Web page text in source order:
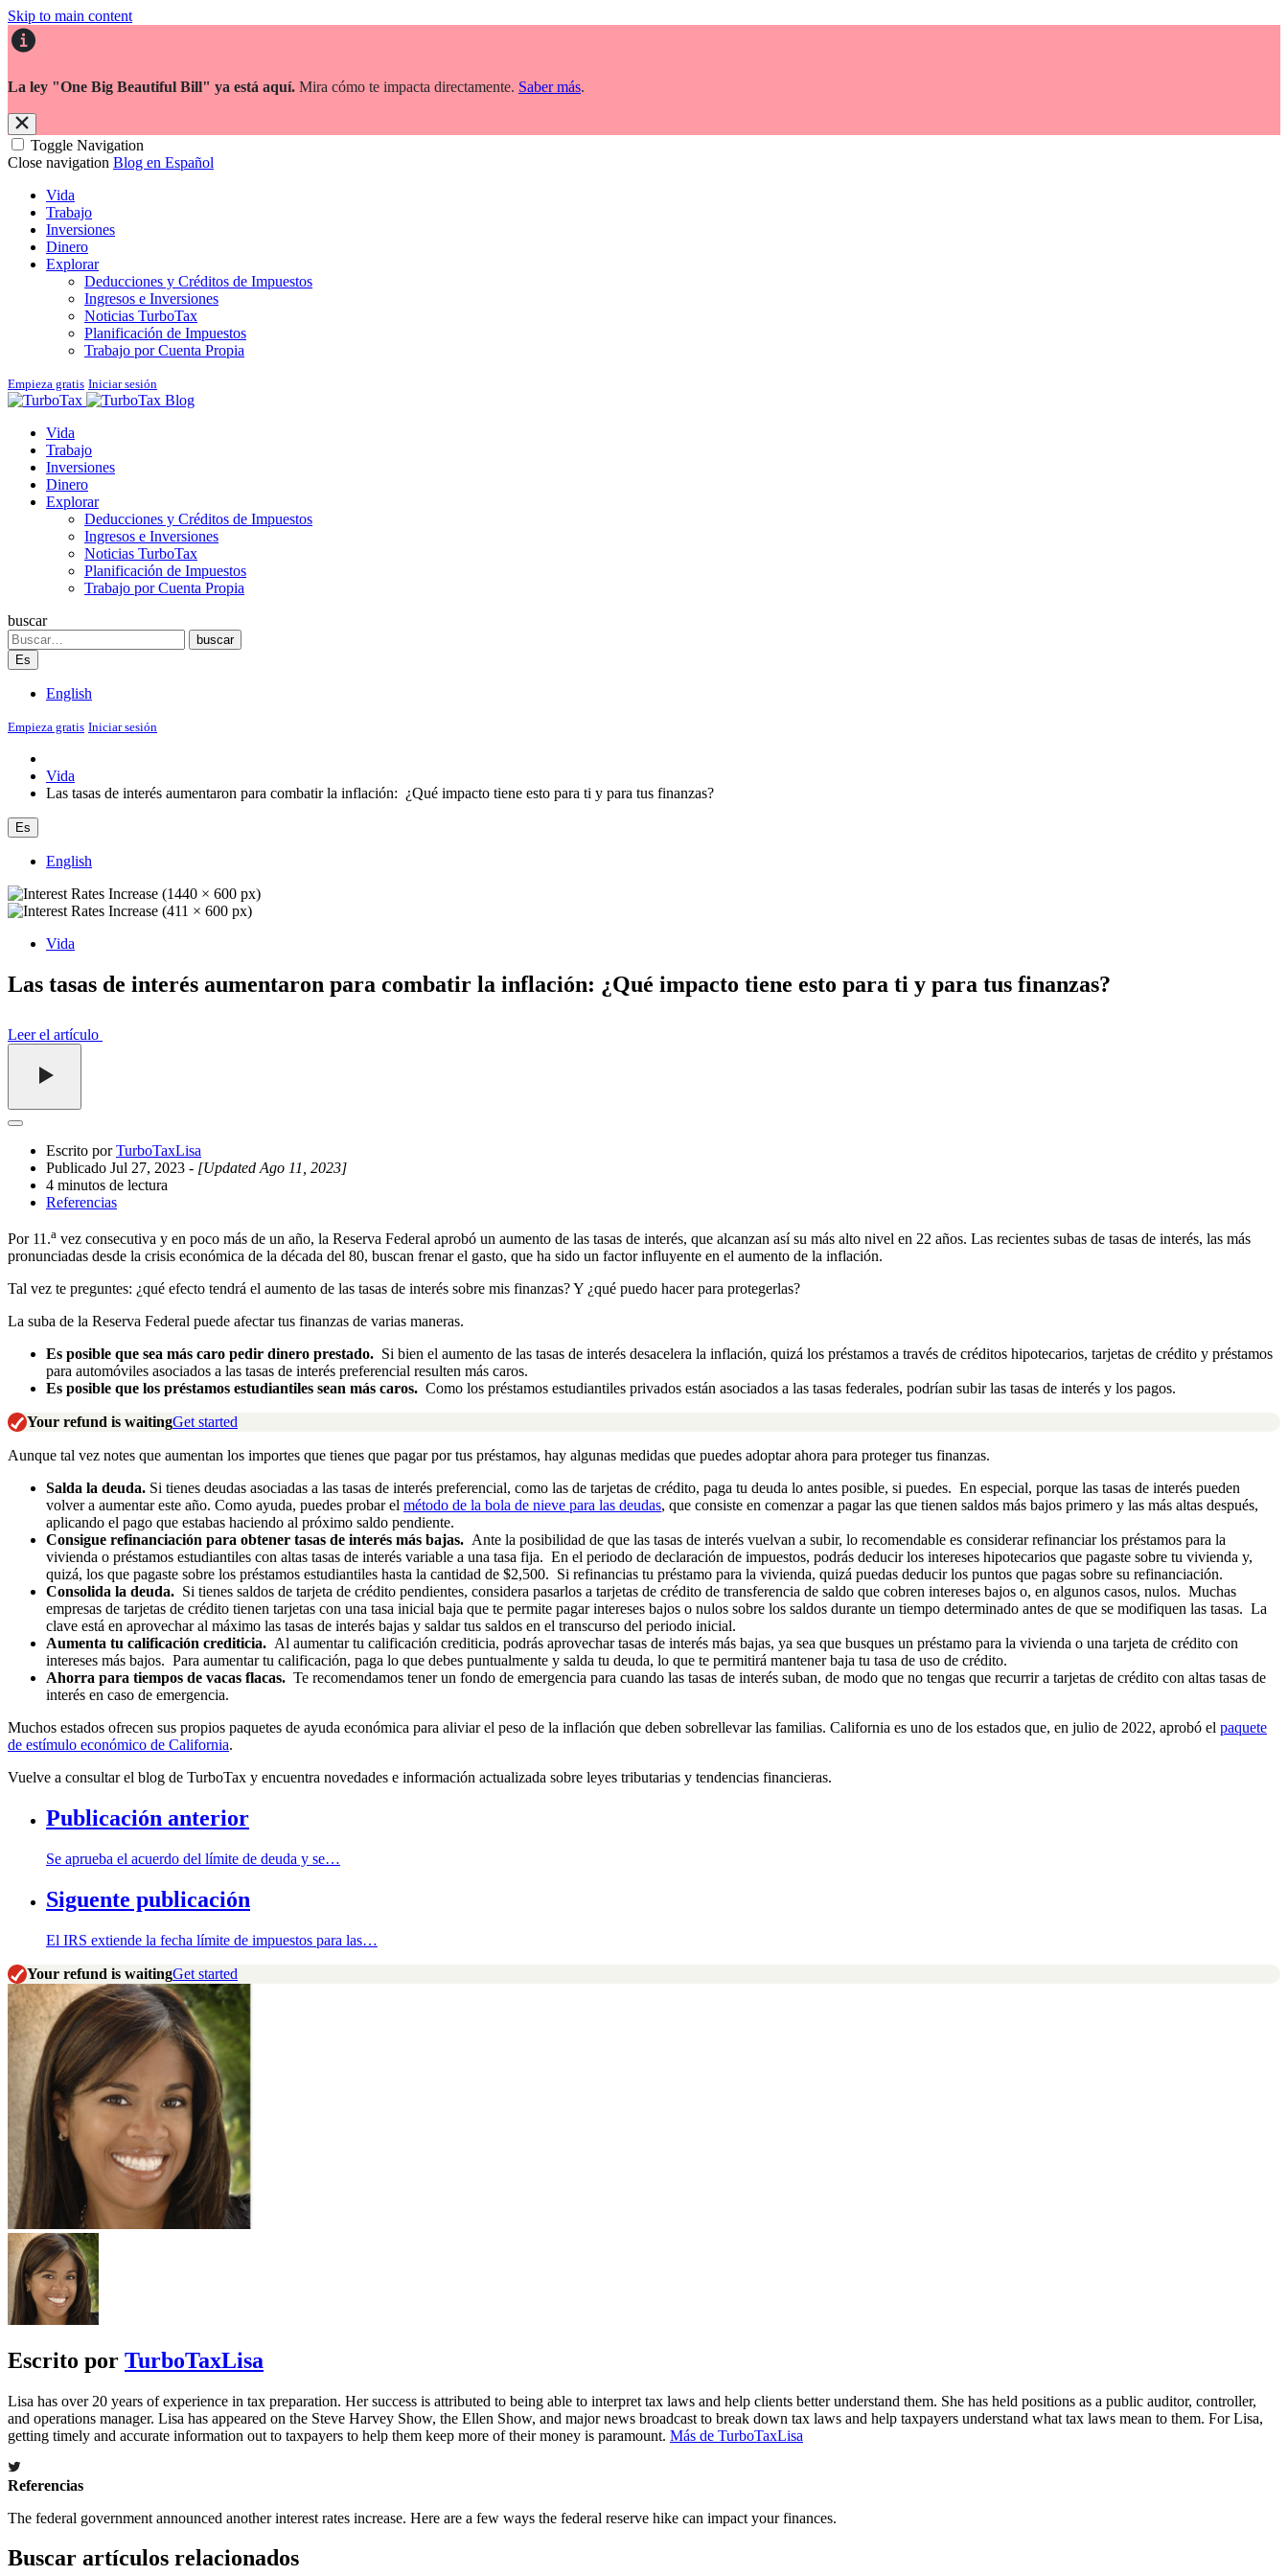
Skip to main content
La ley "One Big Beautiful Bill" ya está aquí. Mira cómo te impacta directamente. Saber más.
Toggle Navigation
Close navigation Blog en Español
Vida
Trabajo
Inversiones
Dinero
Explorar
Deducciones y Créditos de Impuestos
Ingresos e Inversiones
Noticias TurboTax
Planificación de Impuestos
Trabajo por Cuenta Propia
Empieza gratis Iniciar sesión
Blog
Vida
Trabajo
Inversiones
Dinero
Explorar
Deducciones y Créditos de Impuestos
Ingresos e Inversiones
Noticias TurboTax
Planificación de Impuestos
Trabajo por Cuenta Propia
buscar
Search
buscar
Es
English
Empieza gratis Iniciar sesión
Vida
Las tasas de interés aumentaron para combatir la inflación: ¿Qué impacto tiene esto para ti y para tus finanzas?
Es
English
Vida
Las tasas de interés aumentaron para combatir la inflación: ¿Qué impacto tiene esto para ti y para tus finanzas?
Leer el artículo
Abrir
cajón
compartido
Escrito porTurboTaxLisa
Publicado Jul 27, 2023 - [Updated Ago 11, 2023]
4 minutos de lectura
Referencias
Por 11.a vez consecutiva y en poco más de un año, la Reserva Federal aprobó un aumento de las tasas de interés, que alcanzan así su más alto nivel en 22 años. Las recientes subas de tasas de interés, las más
pronunciadas desde la crisis económica de la década del 80, buscan frenar el gasto, que ha sido un factor influyente en el aumento de la inflación.
Tal vez te preguntes: ¿qué efecto tendrá el aumento de las tasas de interés sobre mis finanzas? Y ¿qué puedo hacer para protegerlas?
La suba de la Reserva Federal puede afectar tus finanzas de varias maneras.
Es posible que sea más caro pedir dinero prestado. Si bien el aumento de las tasas de interés desacelera la inflación, quizá los préstamos a través de créditos hipotecarios, tarjetas de crédito y préstamos
para automóviles asociados a las tasas de interés preferencial resulten más caros.
Es posible que los préstamos estudiantiles sean más caros. Como los préstamos estudiantiles privados están asociados a las tasas federales, podrían subir las tasas de interés y los pagos.
Your refund is waitingGet started
Aunque tal vez notes que aumentan los importes que tienes que pagar por tus préstamos, hay algunas medidas que puedes adoptar ahora para proteger tus finanzas.
Salda la deuda. Si tienes deudas asociadas a las tasas de interés preferencial, como las de tarjetas de crédito, paga tu deuda lo antes posible, si puedes. En especial, porque las tasas de interés pueden
volver a aumentar este año. Como ayuda, puedes probar el método de la bola de nieve para las deudas, que consiste en comenzar a pagar las que tienen saldos más bajos primero y las más altas después,
aplicando el pago que estabas haciendo al próximo saldo pendiente.
Consigue refinanciación para obtener tasas de interés más bajas. Ante la posibilidad de que las tasas de interés vuelvan a subir, lo recomendable es considerar refinanciar los préstamos para la
vivienda o préstamos estudiantiles con altas tasas de interés variable a una tasa fija. En el periodo de declaración de impuestos, podrás deducir los intereses hipotecarios que pagaste sobre tu vivienda y,
quizá, los que pagaste sobre los préstamos estudiantiles hasta la cantidad de $2,500. Si refinancias tu préstamo para la vivienda, quizá puedas deducir los puntos que pagas sobre su refinanciación.
Consolida la deuda. Si tienes saldos de tarjeta de crédito pendientes, considera pasarlos a tarjetas de crédito de transferencia de saldo que cobren intereses bajos o, en algunos casos, nulos. Muchas
empresas de tarjetas de crédito tienen tarjetas con una tasa inicial baja que te permite pagar intereses bajos o nulos sobre los saldos durante un tiempo determinado antes de que se modifiquen las tasas. La
clave está en aprovechar al máximo las tasas de interés bajas y saldar tus saldos en el transcurso del periodo inicial.
Aumenta tu calificación crediticia. Al aumentar tu calificación crediticia, podrás aprovechar tasas de interés más bajas, ya sea que busques un préstamo para la vivienda o una tarjeta de crédito con
intereses más bajos. Para aumentar tu calificación, paga lo que debes puntualmente y salda tu deuda, lo que te permitirá mantener baja tu tasa de uso de crédito.
Ahorra para tiempos de vacas flacas. Te recomendamos tener un fondo de emergencia para cuando las tasas de interés suban, de modo que no tengas que recurrir a tarjetas de crédito con altas tasas de
interés en caso de emergencia.
Muchos estados ofrecen sus propios paquetes de ayuda económica para aliviar el peso de la inflación que deben sobrellevar las familias. California es uno de los estados que, en julio de 2022, aprobó el paquete
de estímulo económico de California.
Vuelve a consultar el blog de TurboTax y encuentra novedades e información actualizada sobre leyes tributarias y tendencias financieras.
Publicación anterior
Se aprueba el acuerdo del límite de deuda y se…
Siguente publicación
El IRS extiende la fecha límite de impuestos para las…
Your refund is waitingGet started
Escrito por TurboTaxLisa
Lisa has over 20 years of experience in tax preparation. Her success is attributed to being able to interpret tax laws and help clients better understand them. She has held positions as a public auditor, controller,
and operations manager. Lisa has appeared on the Steve Harvey Show, the Ellen Show, and major news broadcast to break down tax laws and help taxpayers understand what tax laws mean to them. For Lisa,
getting timely and accurate information out to taxpayers to help them keep more of their money is paramount. Más de TurboTaxLisa
Referencias
The federal government announced another interest rates increase. Here are a few ways the federal reserve hike can impact your finances.
Buscar artículos relacionados